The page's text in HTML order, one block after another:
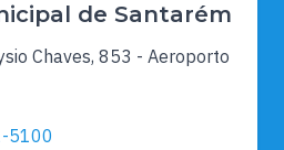
de Santarém
Chaves, 853 - Aeroporto
5100